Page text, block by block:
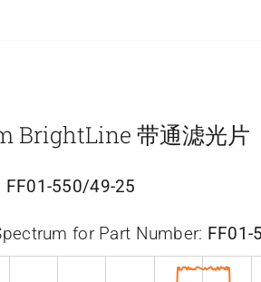
BrightLine 带通滤光片
FF01-550/49-25
for Part Number: FF01-